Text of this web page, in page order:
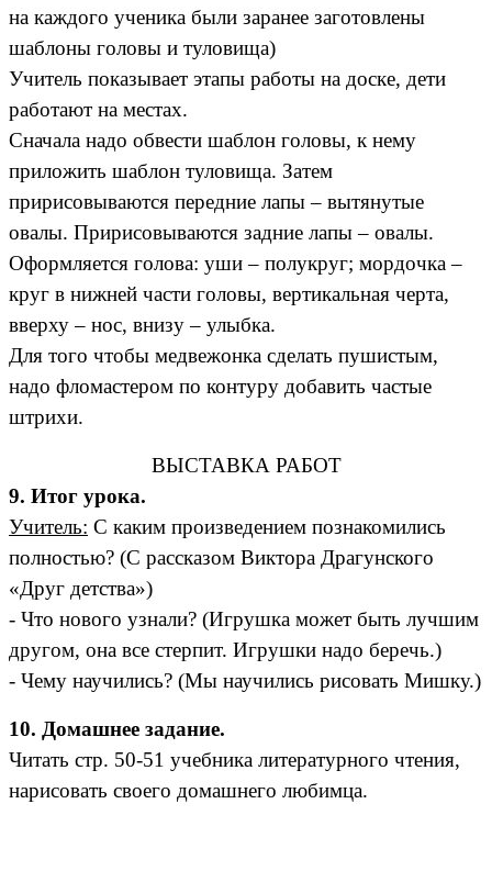
на каждого ученика были заранее заготовлены
шаблоны головы и туловища)
Учитель показывает этапы работы на доске, дети
работают на местах.
Сначала надо обвести шаблон головы, к нему
приложить шаблон туловища. Затем
пририсовываются передние лапы – вытянутые
овалы. Пририсовываются задние лапы – овалы.
Оформляется голова: уши – полукруг; мордочка –
круг в нижней части головы, вертикальная черта,
вверху – нос, внизу – улыбка.
Для того чтобы медвежонка сделать пушистым,
надо фломастером по контуру добавить частые
штрихи.
ВЫСТАВКА РАБОТ
9. Итог урока.
Учитель: С каким произведением познакомились
полностью? (С рассказом Виктора Драгунского
«Друг детства»)
- Что нового узнали? (Игрушка может быть лучшим
другом, она все стерпит. Игрушки надо беречь.)
- Чему научились? (Мы научились рисовать Мишку.)
10. Домашнее задание.
Читать стр. 50-51 учебника литературного чтения,
нарисовать своего домашнего любимца.